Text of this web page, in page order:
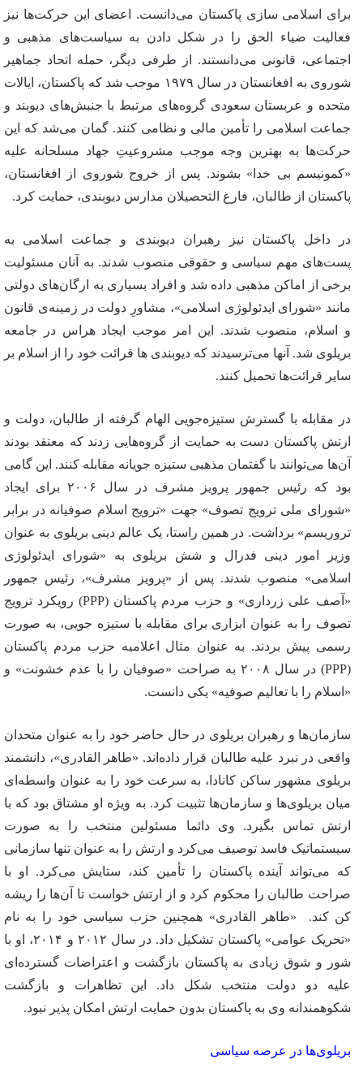
برای اسلامی سازی پاکستان می‌دانست. اعضای این حرکت‌ها نیز
فعالیت ضیاء الحق را در شکل دادن به سیاست‌های مذهبی و
اجتماعی، قانونی می‌دانستند. از طرفی دیگر، حمله اتحاد جماهیر
شوروی به افغانستان در سال ۱۹۷۹ موجب شد که پاکستان، ایالات
متحده و عربستان سعودی گروه‌های مرتبط با جنبش‌های دیوبند و
جماعت اسلامی را تأمین مالی و نظامی کنند. گمان می‌شد که این
حرکت‌ها به بهترین وجه موجب مشروعیتِ جهاد مسلحانه علیه
«کمونیسم بی خدا» بشوند. پس از خروج شوروی از افغانستان،
پاکستان از طالبان، فارغ التحصیلان مدارس دیوبندی، حمایت کرد.
در داخل پاکستان نیز رهبران دیوبندی و جماعت اسلامی به
پست‌های مهم سیاسی و حقوقی منصوب شدند. به آنان مسئولیت
برخی از اماکن مذهبی داده شد و افراد بسیاری به ارگان‌های دولتی
مانند «شورای ایدئولوژی اسلامی»، مشاورِ دولت در زمینه‌ی قانون
و اسلام، منصوب شدند. این امر موجب ایجاد هراس در جامعه
بریلوی شد. آنها می‌ترسیدند که دیوبندی ها قرائت خود را از اسلام بر
سایر قرائت‌ها تحمیل کنند.
در مقابله با گسترش ستیزه‌جویی الهام گرفته از طالبان، دولت و
ارتش پاکستان دست به حمایت از گروه‌هایی زدند که معتقد بودند
آن‌ها می‌توانند با گفتمان مذهبی ستیزه جویانه مقابله کنند. این گامی
بود که رئیس جمهور پرویز مشرف در سال ۲۰۰۶ برای ایجاد
«شورای ملی ترویج تصوف» جهت «ترویج اسلام صوفیانه در برابر
تروریسم» برداشت. در همین راستا، یک عالم دینی بریلوی به عنوان
وزیر امور دینی فدرال و شش بریلوی به «شورای ایدئولوژی
اسلامی» منصوب شدند. پس از «پرویز مشرف»، رئیس جمهور
«آصف علی زرداری» و حزب مردم پاکستان (PPP) رویکرد ترویج
تصوف را به عنوان ابزاری برای مقابله با ستیزه جویی، به صورت
رسمی پیش بردند. به عنوان مثال اعلامیه حزب مردم پاکستان
(PPP) در سال ۲۰۰۸ به صراحت «صوفیان را با عدم خشونت» و
«اسلام را با تعالیم صوفیه» یکی دانست.
سازمان‌ها و رهبران بریلوی در حال حاضر خود را به عنوان متحدان
واقعی در نبرد علیه طالبان قرار داده‌اند. «طاهر القادری»، دانشمند
بریلوی مشهور ساکن کانادا، به سرعت خود را به عنوان واسطه‌ای
میان بریلوی‌ها و سازمان‌ها تثبیت کرد. به ویژه او مشتاق بود که با
ارتش تماس بگیرد. وی دائما مسئولین منتخب را به صورت
سیستماتیک فاسد توصیف می‌کرد و ارتش را به عنوان تنها سازمانی
که می‌تواند آینده پاکستان را تأمین کند، ستایش می‌کرد. او با
صراحت طالبان را محکوم کرد و از ارتش خواست تا آن‌ها را ریشه
کن کند. «طاهر القادری» همچنین حزب سیاسی خود را به نام
«تحریک عوامی» پاکستان تشکیل داد. در سال ۲۰۱۲ و ۲۰۱۴، او با
شور و شوق زیادی به پاکستان بازگشت و اعتراضات گسترده‌ای
علیه دو دولت منتخب شکل داد. این تظاهرات و بازگشت
شکوهمندانه وی به پاکستان بدون حمایت ارتش امکان پذیر نبود.
بریلوی‌ها در عرصه سیاسی